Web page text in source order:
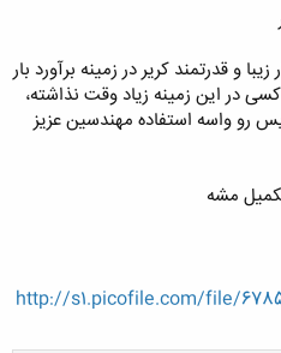
و قدرتمند کریر در زمینه برآورد بار
در این زمینه زیاد وقت نذاشته،
رو واسه استفاده مهندسین عزیز
مشه
http://s1.picofile.com/file/